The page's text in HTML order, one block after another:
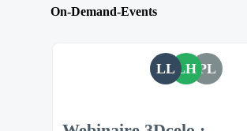
On-Demand-Events
LL LH PL